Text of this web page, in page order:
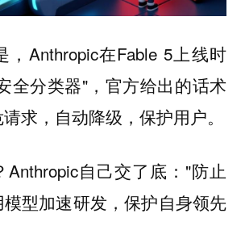
，Anthropic在Fable 5上线时
全分类器"，官方给出的话术
求，自动降级，保护用户。
自己交了底："防止
型加速研发，保护自身领先